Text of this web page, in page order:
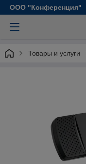
ООО "Конференция"
Товары и услуги